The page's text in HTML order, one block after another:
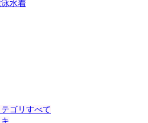
水着
ゴリすべて